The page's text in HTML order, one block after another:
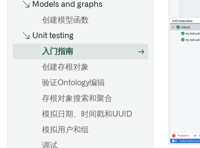
Models and graphs
创建模型函数
Unit testing
入门指南
创建存根对象
验证Ontology编辑
存根对象搜索和聚合
模拟日期、时间戳和UUID
模拟用户和组
调试